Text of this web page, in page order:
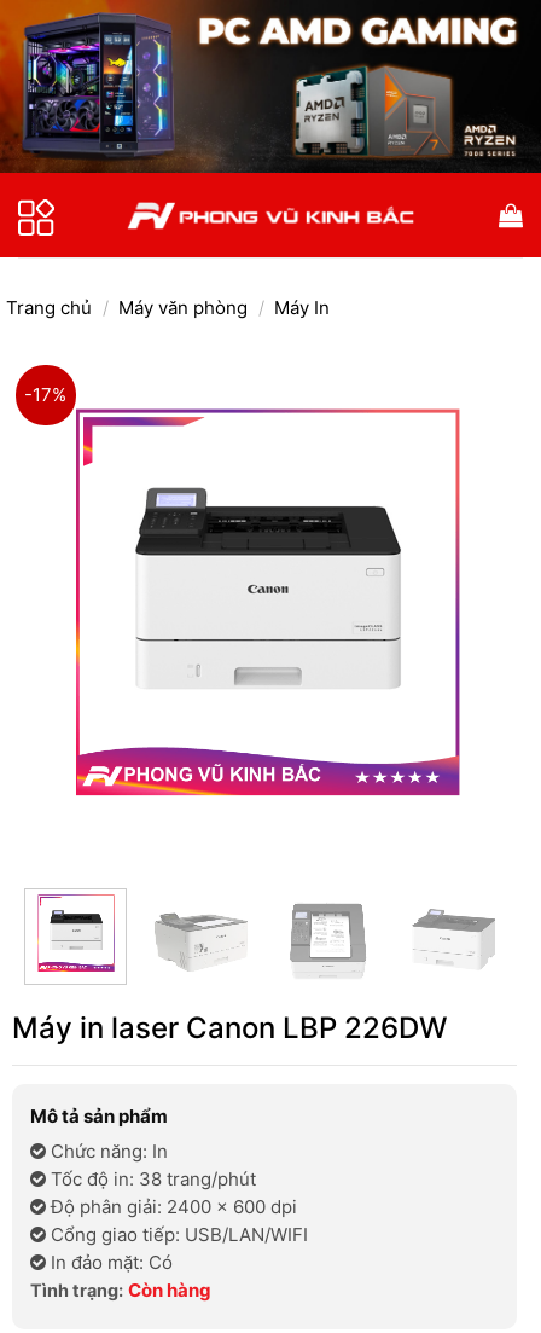
qua
nội
dung
Trang chủ / Máy văn phòng / Máy In
-17%
Máy in laser Canon LBP 226DW
Mô tả sản phẩm
Chức năng: In
Tốc độ in: 38 trang/phút
Độ phân giải: 2400 x 600 dpi
Cổng giao tiếp: USB/LAN/WIFI
In đảo mặt: Có
Tình trạng: Còn hàng